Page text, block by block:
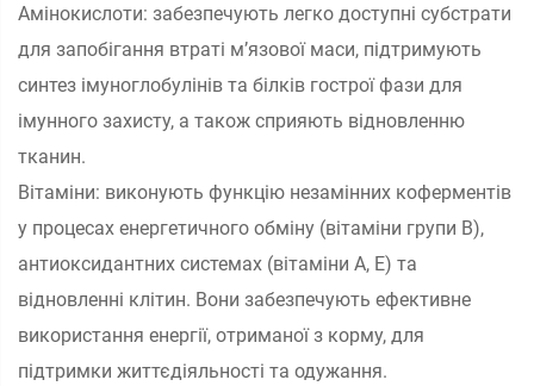
Амінокислоти: забезпечують легко доступні субстрати
для запобігання втраті м’язової маси, підтримують
синтез імуноглобулінів та білків гострої фази для
імунного захисту, а також сприяють відновленню
тканин.
Вітаміни: виконують функцію незамінних коферментів
у процесах енергетичного обміну (вітаміни групи B),
антиоксидантних системах (вітаміни A, E) та
відновленні клітин. Вони забезпечують ефективне
використання енергії, отриманої з корму, для
підтримки життєдіяльності та одужання.